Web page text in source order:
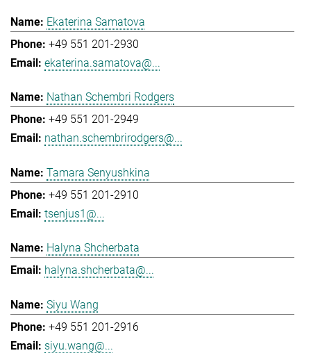
Ekaterina Samatova
+49 551 201-2930
ekaterina.samatova@...
Nathan Schembri Rodgers
+49 551 201-2949
nathan.schembrirodgers@...
Tamara Senyushkina
+49 551 201-2910
tsenjus1@...
Halyna Shcherbata
halyna.shcherbata@...
Siyu Wang
+49 551 201-2916
siyu.wang@...